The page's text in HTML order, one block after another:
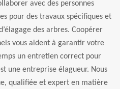
avec des personnes
pour des travaux spécifiques et
des arbres. Coopérer
vous aident à garantir votre
un entretien correct pour
une entreprise élagueur. Nous
qualifiée et expert en matière